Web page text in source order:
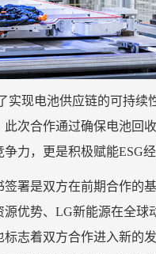
实现电池供应链的可持续
次合作通过确保电池回
力，更是积极赋能ESG经
署是双方在前期合作的
优势、LG新能源在全球
志着双方合作进入新的